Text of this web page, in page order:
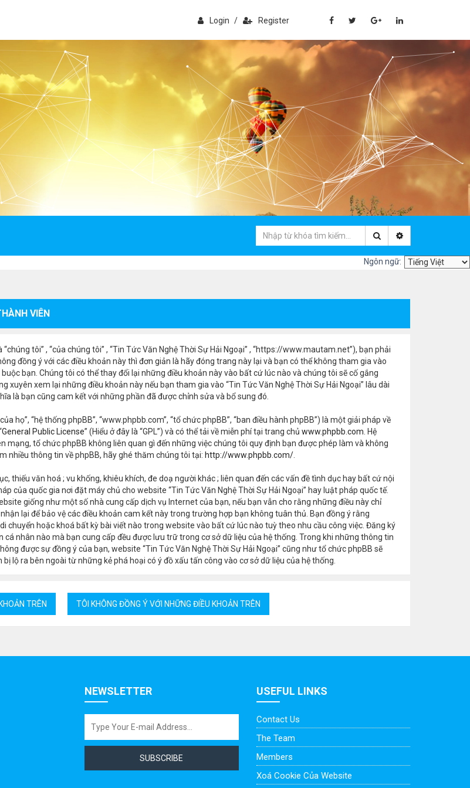
Login / Register
Ngôn ngữ:
VIÊN
tôi” , “của chúng tôi” , “Tin Tức Văn Nghệ Thời Sự Hải Ngoại” , “https://www.mautam.net”), bạn phải
đồng ý với các điều khoản này thì đơn giản là hãy đóng trang này lại và bạn có thể không tham gia vào
bạn. Chúng tôi có thể thay đổi lại những điều khoản này vào bất cứ lúc nào và chúng tôi sẽ cố gắng
xem lại những điều khoản này nếu bạn tham gia vào “Tin Tức Văn Nghệ Thời Sự Hải Ngoại” lâu dài
là bạn cũng cam kết với những phần đã được chỉnh sửa và bổ sung đó.
họ”, “hệ thống phpBB”, “www.phpbb.com”, “tổ chức phpBB”, “ban điều hành phpBB”) là một giải pháp về
General Public License” (Hiểu ở đây là “GPL”) và có thể tải về miễn phí tại trang chủ www.phpbb.com . Hệ
tổ chức phpBB không liên quan gì đến những việc chúng tôi quy định bạn được phép làm và không
nhiều thông tin về phpBB, hãy ghé thăm chúng tôi tại: http://www.phpbb.com/
thiếu văn hoá ; vu khống, khiêu khích, đe doạ người khác ; liên quan đến các vấn đề tình dục hay bất cứ nội
của quốc gia nơi đặt máy chủ cho website “Tin Tức Văn Nghệ Thời Sự Hải Ngoại” hay luật pháp quốc tế.
giống như một số nhà cung cấp dịch vụ Internet của bạn, nếu bạn vẫn cho rằng những điều này chỉ
lại để bảo vệ các điều khoản cam kết này trong trường hợp bạn không tuân thủ. Bạn đồng ý rằng
chuyển hoặc khoá bất kỳ bài viết nào trong website vào bất cứ lúc nào tuỳ theo nhu cầu công việc. Đăng ký
nhân nào mà bạn cung cấp đều được lưu trữ trong cơ sở dữ liệu của hệ thống. Trong khi những thông tin
được sự đồng ý của bạn, website “Tin Tức Văn Nghệ Thời Sự Hải Ngoại” cũng như tổ chức phpBB sẽ
lộ ra bên ngoài từ những kẻ phá hoại có ý đồ xấu tấn công vào cơ sở dữ liệu của hệ thống.
NEWSLETTER
SUBSCRIBE
USEFUL LINKS
Contact Us
The Team
Members
Xoá Cookie Của Website